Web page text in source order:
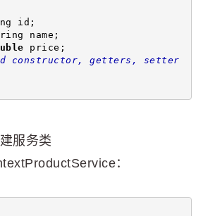
id;
name;
price;
constructor, getters, setter
服务类
：